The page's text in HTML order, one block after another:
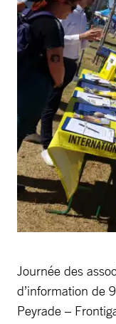
Journée des
d’information de
Peyrade –